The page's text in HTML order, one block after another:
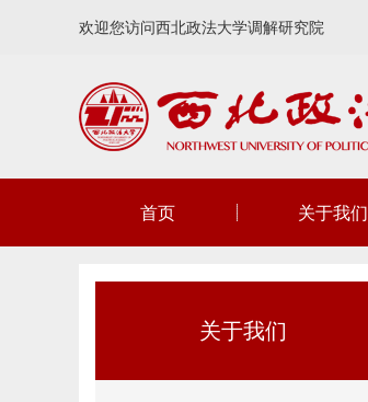
欢迎您访问西北政法大学调解研究院
首页 关于我们
关于我们